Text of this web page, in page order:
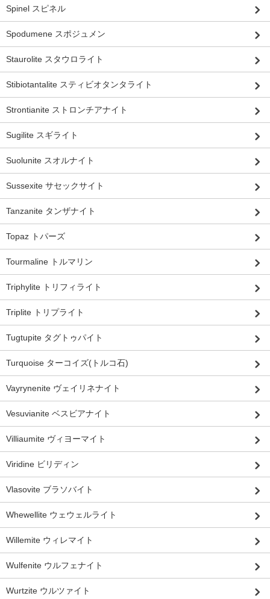
Spinel スピネル
Spodumene スポジュメン
Staurolite スタウロライト
Stibiotantalite スティビオタンタライト
Strontianite ストロンチアナイト
Sugilite スギライト
Suolunite スオルナイト
Sussexite サセックサイト
Tanzanite タンザナイト
Topaz トパーズ
Tourmaline トルマリン
Triphylite トリフィライト
Triplite トリプライト
Tugtupite タグトゥパイト
Turquoise ターコイズ(トルコ石)
Vayrynenite ヴェイリネナイト
Vesuvianite ベスビアナイト
Villiaumite ヴィヨーマイト
Viridine ビリディン
Vlasovite ブラソバイト
Whewellite ウェウェルライト
Willemite ウィレマイト
Wulfenite ウルフェナイト
Wurtzite ウルツァイト